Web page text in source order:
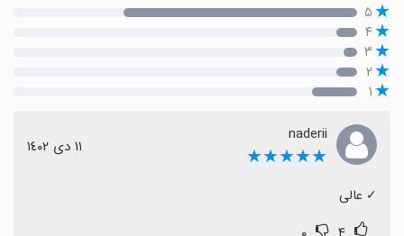
۵
۴
۳
۲
۱
naderii
★★★★★ ١١ دی ١٤٠٢
‏✓ عالی